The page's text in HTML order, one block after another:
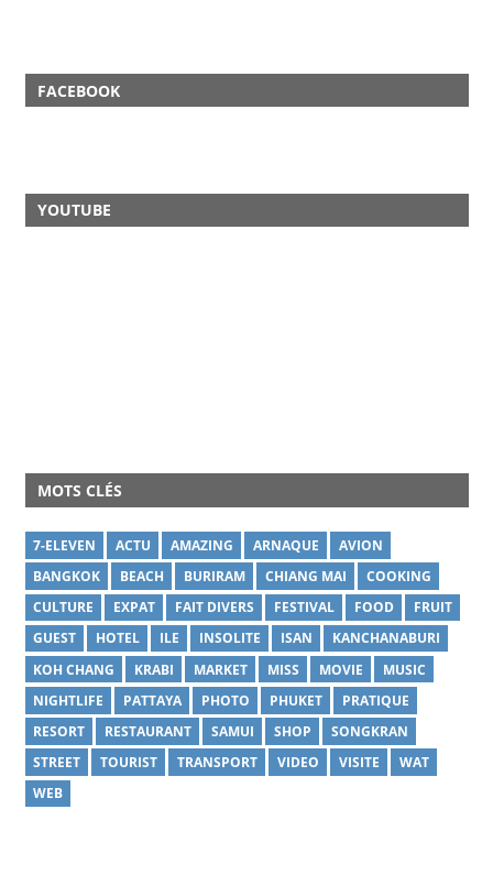
FACEBOOK
YOUTUBE
MOTS CLÉS
7-ELEVEN ACTU AMAZING ARNAQUE
AVION
BANGKOK
BEACH BURIRAM CHIANG MAI
COOKING
CULTURE
EXPAT FAIT DIVERS FESTIVAL FOOD
FRUIT
GUEST
HOTEL ILE INSOLITE ISAN
KANCHANABURI
KOH CHANG
KRABI MARKET MISS MOVIE
MUSIC
NIGHTLIFE
PATTAYA PHOTO PHUKET
PRATIQUE
RESORT
RESTAURANT SAMUI SHOP
SONGKRAN
STREET
TOURIST TRANSPORT VIDEO VISITE
WAT
WEB